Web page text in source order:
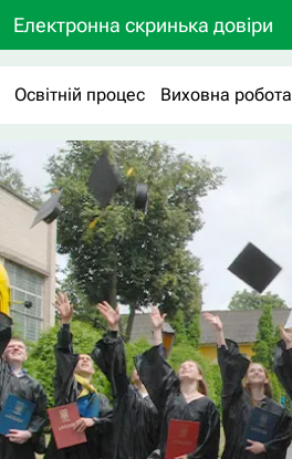
Електронна скринька довіри
Освітній процес Виховна робота